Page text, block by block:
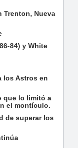
Trenton, Nueva
84) y White
los Astros en
que lo limitó a
el montículo.
de superar los